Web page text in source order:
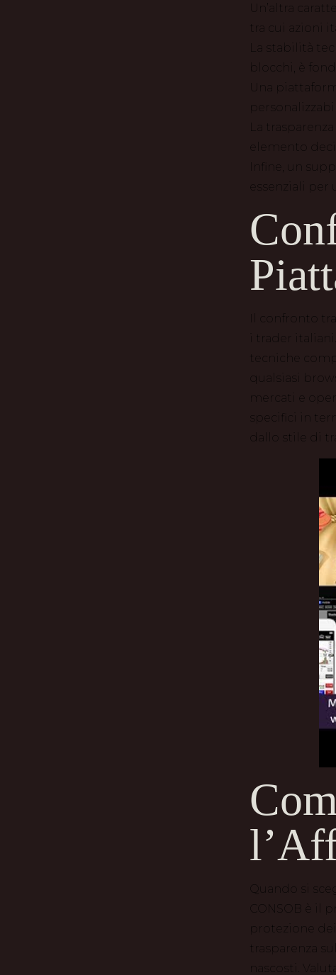
Un’altra
tra cui azioni
La stabilità
blocchi, è
Una
La
elemento
Infine, un
essenziali per
Il confronto
i trader
tecniche
qualsiasi
mercati e
specifici in
dallo stile di
Quando si
CONSOB è il
protezione
trasparenza
nascosti.